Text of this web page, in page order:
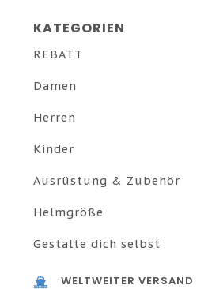
KATEGORIEN
REBATT
Damen
Herren
Kinder
Ausrüstung & Zubehör
Helmgröße
Gestalte dich selbst
WELTWEITER VERSAND